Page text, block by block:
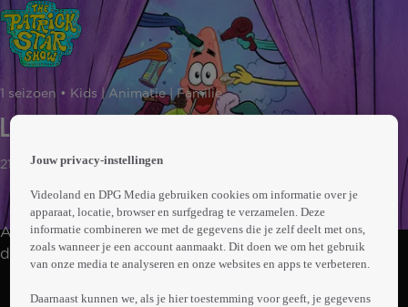
page
1 seizoen • Kids | Animatie | Familie
Laat Voor Het Ontbijt / Baalbaantjes
21min
Alles draait om Patrick in deze grappige serie gemaakt
door, en met in de hoofdrol, Patrick Ster.
Jouw privacy-instellingen
Videoland en DPG Media gebruiken cookies om informatie over je
apparaat, locatie, browser en surfgedrag te verzamelen. Deze
informatie combineren we met de gegevens die je zelf deelt met ons,
zoals wanneer je een account aanmaakt. Dit doen we om het gebruik
van onze media te analyseren en onze websites en apps te verbeteren.
Daarnaast kunnen we, als je hier toestemming voor geeft, je gegevens